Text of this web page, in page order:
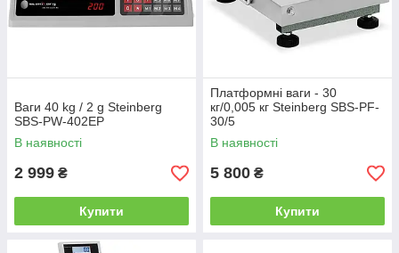
Ваги 40 kg / 2 g Steinberg
SBS-PW-402EP
В наявності
2 999 ₴
Купити
Платформні ваги - 30
кг/0,005 кг Steinberg SBS-PF-
30/5
В наявності
5 800 ₴
Купити